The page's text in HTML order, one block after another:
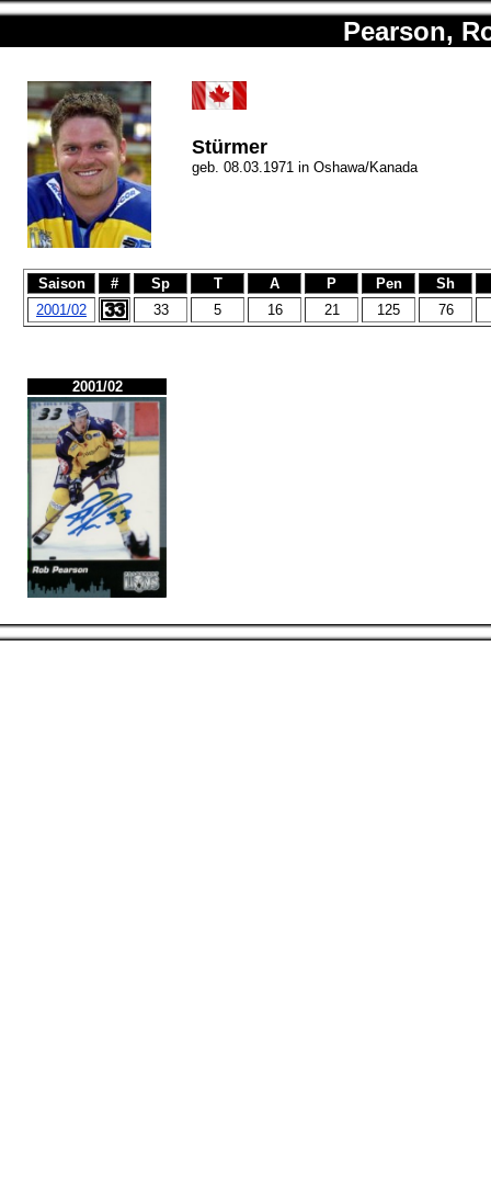
Pearson,
Stürmer
geb. 08.03.1971 in Oshawa/Kanada
Saison # Sp T A P Pen
Sh
2001/02
33 5 16 21 125 76
2001/02